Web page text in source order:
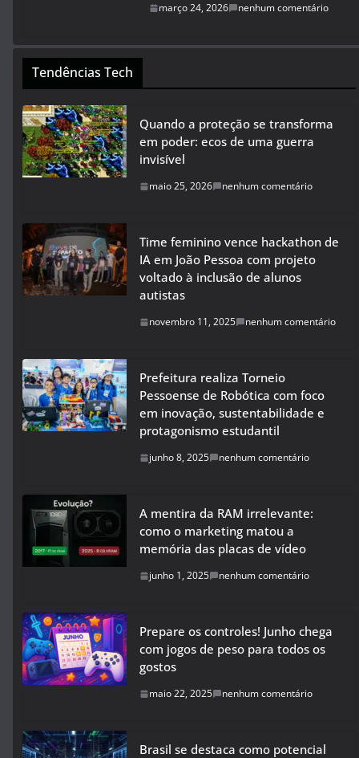
março 24, 2026 nenhum comentário
Tendências Tech
Quando a proteção se transforma
em poder: ecos de uma guerra
invisível
maio 25, 2026 nenhum comentário
Time feminino vence hackathon de
IA em João Pessoa com projeto
voltado à inclusão de alunos
autistas
novembro 11, 2025 nenhum comentário
Prefeitura realiza Torneio
Pessoense de Robótica com foco
em inovação, sustentabilidade e
protagonismo estudantil
junho 8, 2025 nenhum comentário
A mentira da RAM irrelevante:
como o marketing matou a
memória das placas de vídeo
junho 1, 2025 nenhum comentário
Prepare os controles! Junho chega
com jogos de peso para todos os
gostos
maio 22, 2025 nenhum comentário
Brasil se destaca como potencial